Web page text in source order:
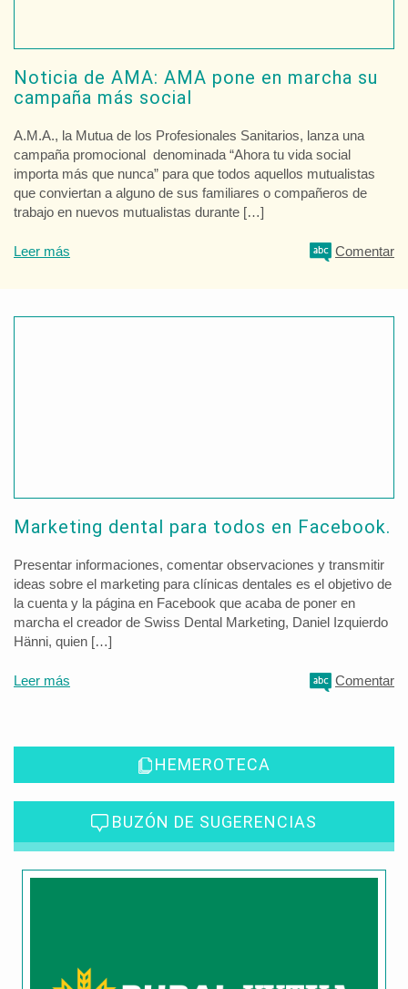
Noticia de AMA: AMA pone en marcha su
campaña más social
A.M.A., la Mutua de los Profesionales Sanitarios, lanza una
campaña promocional denominada “Ahora tu vida social
importa más que nunca” para que todos aquellos mutualistas
que conviertan a alguno de sus familiares o compañeros de
trabajo en nuevos mutualistas durante […]
Leer más Comentar
Marketing dental para todos en Facebook.
Presentar informaciones, comentar observaciones y transmitir
ideas sobre el marketing para clínicas dentales es el objetivo de
la cuenta y la página en Facebook que acaba de poner en
marcha el creador de Swiss Dental Marketing, Daniel Izquierdo
Hänni, quien […]
Leer más Comentar
HEMEROTECA
BUZÓN DE SUGERENCIAS